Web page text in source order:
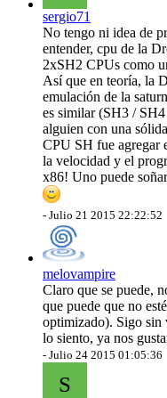
sergio71
No tengo ni idea de
entender, cpu de la
2xSH2 CPUs como
Así que en teoría, la
emulación de la
es similar (SH3 /
alguien con una
CPU SH fue agregar
la velocidad y el
x86! Uno puede
- Julio 21 2015 22:22:52
melovampire
Claro que se puede,
que puede que no
optimizado). Sigo sin
lo siento, ya nos
- Julio 24 2015 01:05:36
S